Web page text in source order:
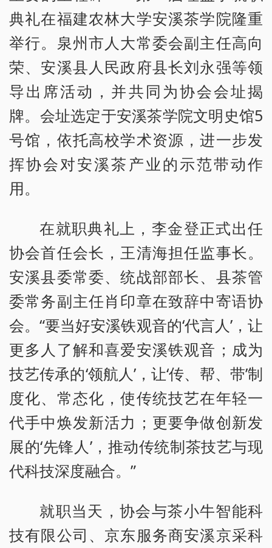
典礼在福建农林大学安溪茶学院隆重
举行。泉州市人大常委会副主任高向
荣、安溪县人民政府县长刘永强等领
导出席活动，并共同为协会会址揭
牌。会址选定于安溪茶学院文明史馆5
号馆，依托高校学术资源，进一步发
挥协会对安溪茶产业的示范带动作
用。
在就职典礼上，李金登正式出任
协会首任会长，王清海担任监事长。
安溪县委常委、统战部部长、县茶管
委常务副主任肖印章在致辞中寄语协
会。“要当好安溪铁观音的‘代言人’，让
更多人了解和喜爱安溪铁观音；成为
技艺传承的‘领航人’，让‘传、帮、带’制
度化、常态化，使传统技艺在年轻一
代手中焕发新活力；更要争做创新发
展的‘先锋人’，推动传统制茶技艺与现
代科技深度融合。”
就职当天，协会与茶小牛智能科
技有限公司、京东服务商安溪京采科